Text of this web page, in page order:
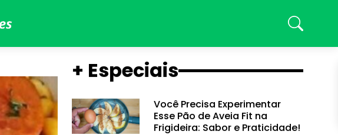
+ Especiais
Você Precisa Experimentar
Esse Pão de Aveia Fit na
Frigideira: Sabor e Praticidade!